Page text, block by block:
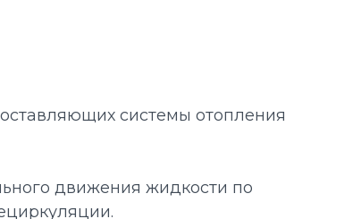
системы отопления
движения жидкости по